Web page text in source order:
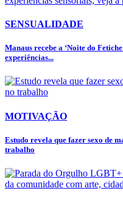
SENSUALIDADE
Manaus recebe a ‘Noite do
experiências...
MOTIVAÇÃO
Estudo revela que fazer sexo de
trabalho